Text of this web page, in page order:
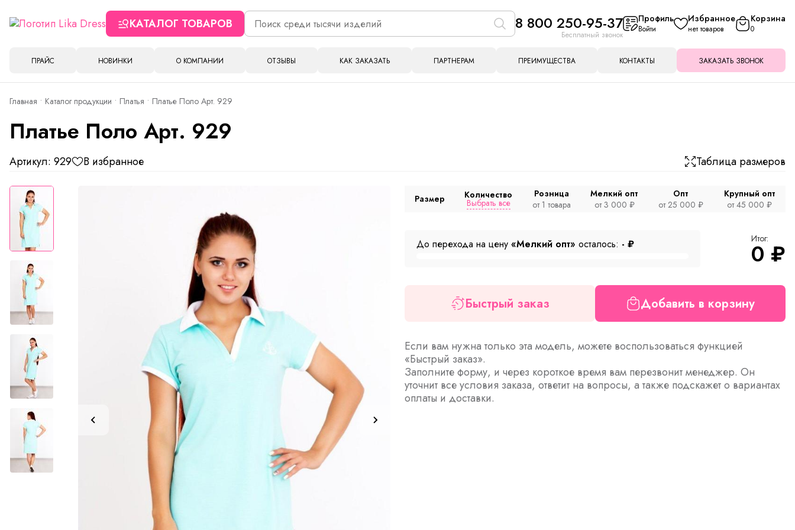
КАТАЛОГ ТОВАРОВ 8 800 250-95-37
Бесплатный звонок
Профиль
Войти
Избранное
нет товаров
Корзина
0
ПРАЙС НОВИНКИ О КОМПАНИИ ОТЗЫВЫ КАК ЗАКАЗАТЬ ПАРТНЕРАМ ПРЕИМУЩЕСТВА КОНТАКТЫ ЗАКАЗАТЬ ЗВОНОК
Главная Каталог продукции Платья Платье Поло Арт. 929
Платье Поло Арт. 929
Артикул: 929 В избранное Таблица размеров
Размер Количество
Выбрать все
Розница
от 1 товара
Мелкий опт
от 3 000 ₽
Опт
от 25 000 ₽
Крупный опт
от 45 000 ₽
До перехода на цену «Мелкий опт» осталось: - ₽ Итог:
0 ₽
Быстрый заказ Добавить в корзину
Если вам нужна только эта модель, можете воспользоваться функцией
«Быстрый заказ».
Заполните форму, и через короткое время вам перезвонит менеджер. Он
уточнит все условия заказа, ответит на вопросы, а также подскажет о вариантах
оплаты и доставки.